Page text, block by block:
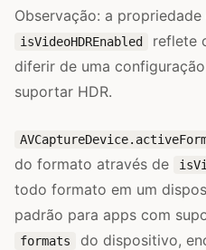
Observação: a
isVideoHDREnabled
reflete
diferir de uma
suportar HDR.
do formato através de
todo formato em um
padrão para apps com
formats do dispositivo,